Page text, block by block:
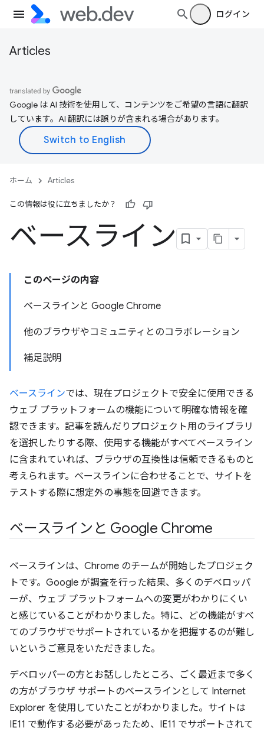
ログイン
Articles
Google は AI 技術を使用して、コンテンツをご希望の言語に翻訳
しています。AI 翻訳には誤りが含まれる場合があります。
ホーム Articles
この情報は役に立ちましたか？
ベースライン
このページの内容
ベースラインと Google Chrome
他のブラウザやコミュニティとのコラボレーション
補足説明
ベースラインでは、現在プロジェクトで安全に使用できる
ウェブ プラットフォームの機能について明確な情報を確
認できます。記事を読んだりプロジェクト用のライブラリ
を選択したりする際、使用する機能がすべてベースライン
に含まれていれば、ブラウザの互換性は信頼できるものと
考えられます。ベースラインに合わせることで、サイトを
テストする際に想定外の事態を回避できます。
ベースラインと Google Chrome
ベースラインは、Chrome のチームが開始したプロジェク
トです。Google が調査を行った結果、多くのデベロッパ
ーが、ウェブ プラットフォームへの変更がわかりにくい
と感じていることがわかりました。特に、どの機能がすべ
てのブラウザでサポートされているかを把握するのが難し
いというご意見をいただきました。
デベロッパーの方とお話ししたところ、ごく最近まで多く
の方がブラウザ サポートのベースラインとして Internet
Explorer を使用していたことがわかりました。サイトは
IE11 で動作する必要があったため、IE11 でサポートされて